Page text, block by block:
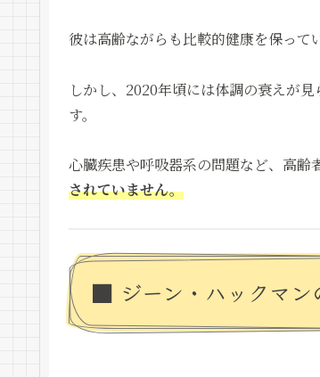
彼は高齢ながらも比較的健康を保って
しかし、2020年頃には体調の衰えが見
す。
心臓疾患や呼吸器系の問題など、高齢
されていません。
■ ジーン・ハックマン